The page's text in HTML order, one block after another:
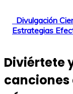
Divulgación
Estrategias
Diviértete
canciones